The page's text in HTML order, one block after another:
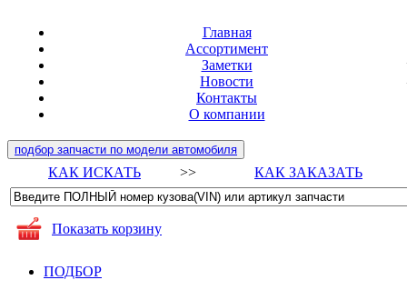
Главная
Ассортимент
Заметки
Новости
Контакты
О компании
подбор запчасти по модели автомобиля
КАК ИСКАТЬ >> КАК ЗАКАЗАТЬ
Показать корзину
ПОДБОР